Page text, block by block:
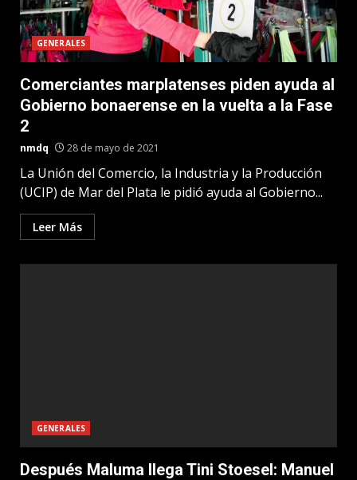
GENERALES
Comerciantes marplatenses piden ayuda al
Gobierno bonaerense en la vuelta a la Fase
2
nmdq 28 de mayo de 2021
La Unión del Comercio, la Industria y la Producción
(UCIP) de Mar del Plata le pidió ayuda al Gobierno...
Leer Más
GENERALES
Después Maluma llega Tini Stoesel: Manuel